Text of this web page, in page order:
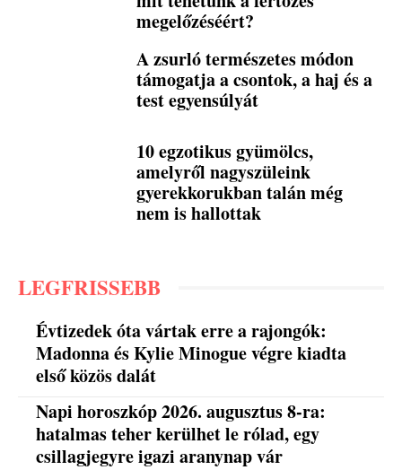
megelőzéséért?
A zsurló természetes módon
támogatja a csontok, a haj és a
test egyensúlyát
10 egzotikus gyümölcs,
amelyről nagyszüleink
gyerekkorukban talán még
nem is hallottak
LEGFRISSEBB
Évtizedek óta vártak erre a rajongók:
Madonna és Kylie Minogue végre kiadta
első közös dalát
Napi horoszkóp 2026. augusztus 8-ra:
hatalmas teher kerülhet le rólad, egy
csillagjegyre igazi aranynap vár